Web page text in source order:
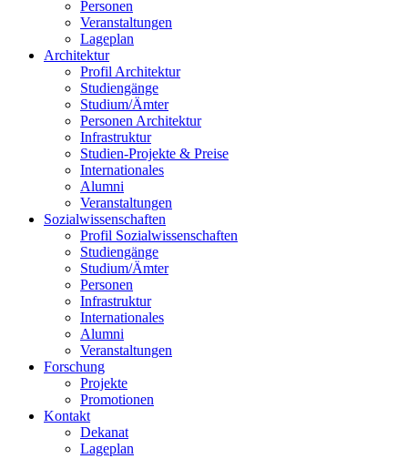
Personen
Veranstaltungen
Lageplan
Architektur
Profil Architektur
Studiengänge
Studium/Ämter
Personen Architektur
Infrastruktur
Studien-Projekte & Preise
Internationales
Alumni
Veranstaltungen
Sozialwissenschaften
Profil Sozialwissenschaften
Studiengänge
Studium/Ämter
Personen
Infrastruktur
Internationales
Alumni
Veranstaltungen
Forschung
Projekte
Promotionen
Kontakt
Dekanat
Lageplan